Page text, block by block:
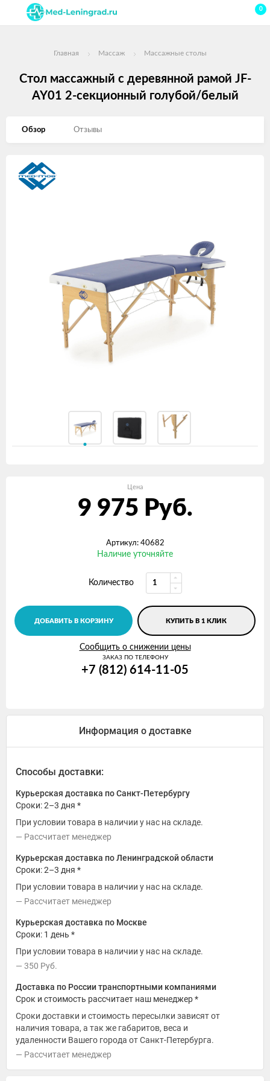
0
Главная Массаж Массажные столы
Стол массажный с деревянной рамой JF-
AY01 2-секционный голубой/белый
Обзор Отзывы
Изображения
Цена
9 975 Руб.
Артикул: 40682
Наличие уточняйте
Количество
ДОБАВИТЬ В КОРЗИНУ КУПИТЬ В 1 КЛИК
Сообщить о снижении цены
ЗАКАЗ ПО ТЕЛЕФОНУ
+7 (812) 614-11-05
Информация о доставке
Способы доставки:
Курьерская доставка по Санкт-Петербургу
Сроки: 2–3 дня *
При условии товара в наличии у нас на складе.
Рассчитает менеджер
Курьерская доставка по Ленинградской области
Сроки: 2–3 дня *
При условии товара в наличии у нас на складе.
Рассчитает менеджер
Курьерская доставка по Москве
Сроки: 1 день *
При условии товара в наличии у нас на складе.
350 Руб.
Доставка по России транспортными компаниями
Срок и стоимость рассчитает наш менеджер *
Сроки доставки и стоимость пересылки зависят от
наличия товара, а так же габаритов, веса и
удаленности Вашего города от Санкт-Петербурга.
Рассчитает менеджер